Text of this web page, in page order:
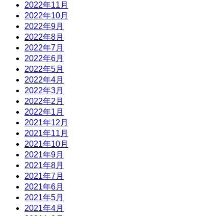
2022年11月
2022年10月
2022年9月
2022年8月
2022年7月
2022年6月
2022年5月
2022年4月
2022年3月
2022年2月
2022年1月
2021年12月
2021年11月
2021年10月
2021年9月
2021年8月
2021年7月
2021年6月
2021年5月
2021年4月